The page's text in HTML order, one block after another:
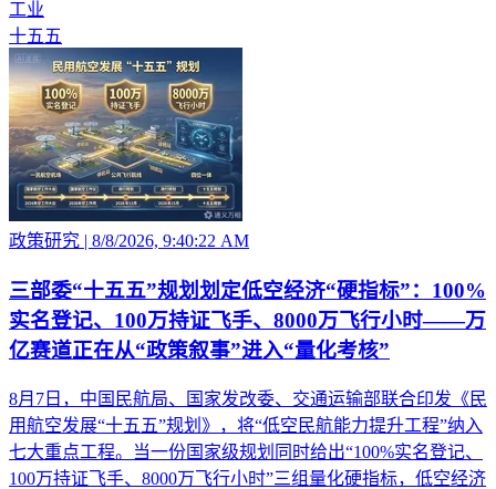
工业
十五五
政策研究 | 8/8/2026, 9:40:22 AM
三部委“十五五”规划划定低空经济“硬指标”：100%
实名登记、100万持证飞手、8000万飞行小时——万
亿赛道正在从“政策叙事”进入“量化考核”
8月7日，中国民航局、国家发改委、交通运输部联合印发《民
用航空发展“十五五”规划》，将“低空民航能力提升工程”纳入
七大重点工程。当一份国家级规划同时给出“100%实名登记、
100万持证飞手、8000万飞行小时”三组量化硬指标，低空经济